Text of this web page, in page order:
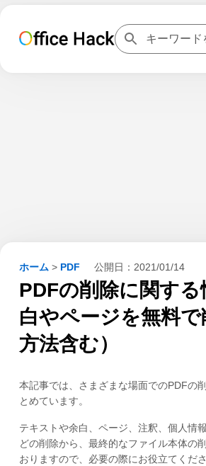
ホーム > PDF 公開日： 2021/01/14
PDFの削除に関する
白やページを無料で
方法含む）
本記事では、さまざまな場面でのPDFの
とめています。
テキストや余白、ページ、注釈、個人情
どの削除から、最終的なファイル本体の
おりますので、必要の際にお役立てくださ